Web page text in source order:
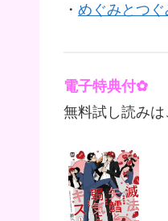
・ めぐみとつ
電子特典付✿
無料試し読み